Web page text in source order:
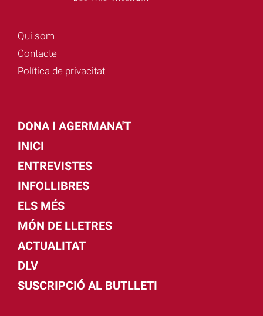
Qui som
Contacte
Política de privacitat
DONA I AGERMANA'T
INICI
ENTREVISTES
INFOLLIBRES
ELS MÉS
MÓN DE LLETRES
ACTUALITAT
DLV
SUSCRIPCIÓ AL BUTLLETI